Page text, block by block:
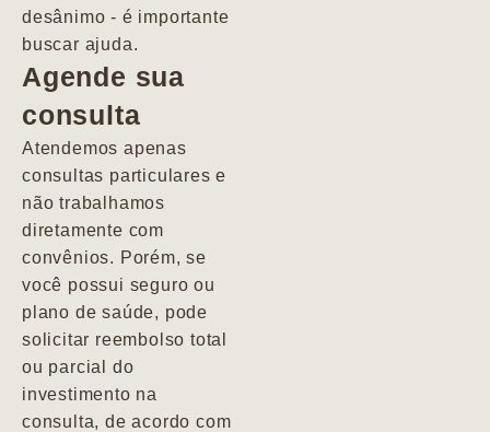
desânimo - é importante
buscar ajuda.
Agende sua
consulta
Atendemos apenas
consultas particulares e
não trabalhamos
diretamente com
convênios. Porém, se
você possui seguro ou
plano de saúde, pode
solicitar reembolso total
ou parcial do
investimento na
consulta, de acordo com